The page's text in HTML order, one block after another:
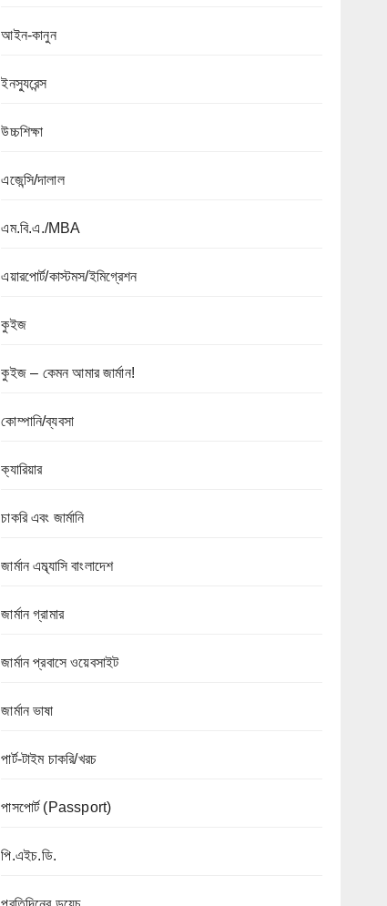
আইন-কানুন
ইনস্যুরেন্স
উচ্চশিক্ষা
এজেন্সি/দালাল
এম.বি.এ./MBA
এয়ারপোর্ট/কাস্টমস/ইমিগ্রেশন
কুইজ
কুইজ – কেমন আমার জার্মান!
কোম্পানি/ব্যবসা
ক্যারিয়ার
চাকরি এবং জার্মানি
জার্মান এম্ব্যাসি বাংলাদেশ
জার্মান গ্রামার
জার্মান প্রবাসে ওয়েবসাইট
জার্মান ভাষা
পার্ট-টাইম চাকরি/খরচ
পাসপোর্ট (Passport)
পি.এইচ.ডি.